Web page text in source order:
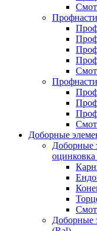
Доборные
Доборные
Доборные